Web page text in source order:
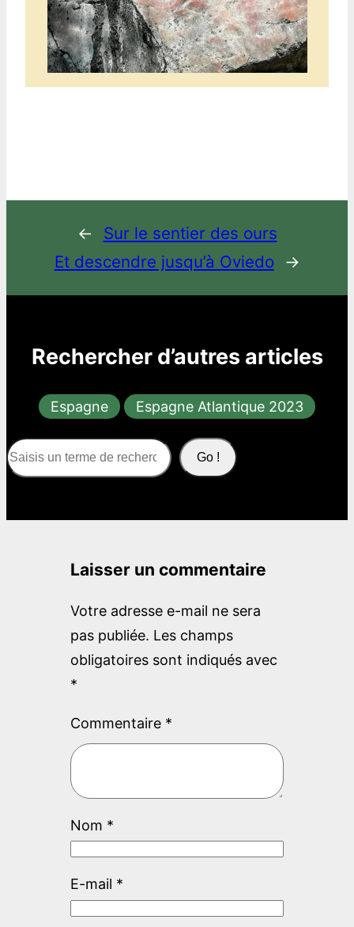
←
Sur le sentier des ours
Et descendre jusqu’à Oviedo
→
Rechercher d’autres articles
Espagne Espagne Atlantique 2023
S
e
r
Go !
Laisser un commentaire
Votre adresse e-mail ne sera
pas publiée. Les champs
obligatoires sont indiqués avec
*
Commentaire *
Nom *
E-mail *